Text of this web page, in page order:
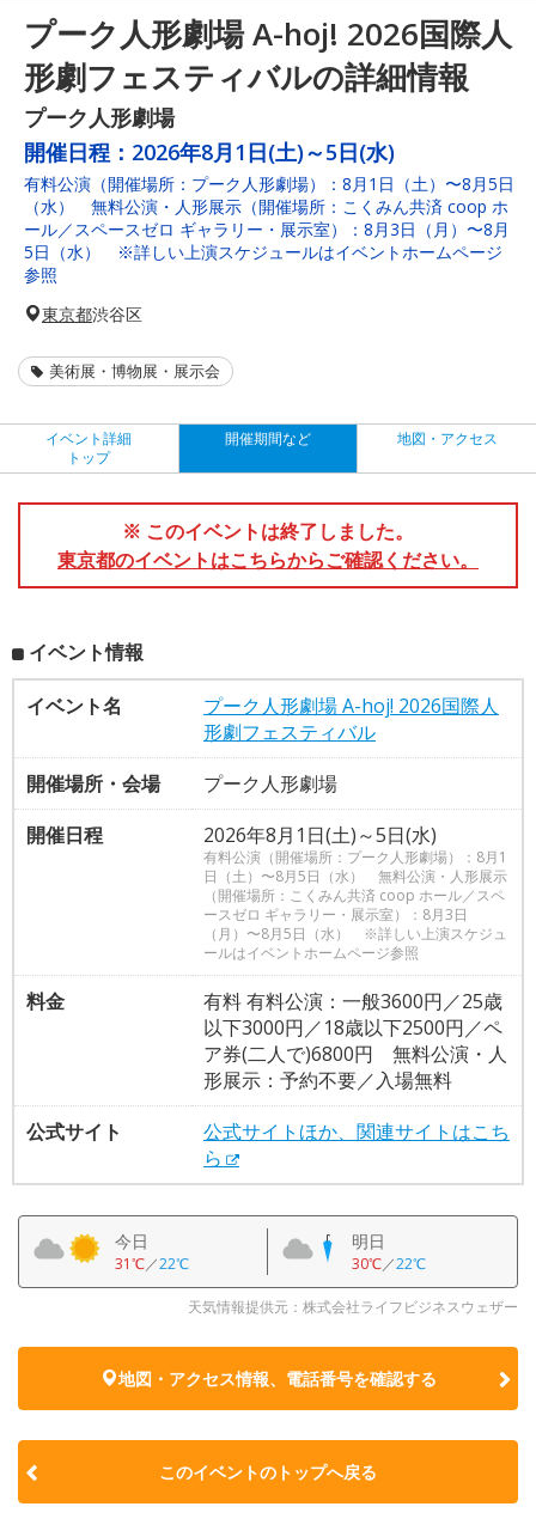
プーク人形劇場 A-hoj! 2026国際人
形劇フェスティバルの詳細情報
プーク人形劇場
開催日程： 2026年8月1日(土)～5日(水)
有料公演（開催場所：プーク人形劇場）：8月1日（土）〜8月5日
（水） 無料公演・人形展示（開催場所：こくみん共済 coop ホ
ール／スペースゼロ ギャラリー・展示室）：8月3日（月）〜8月
5日（水） ※詳しい上演スケジュールはイベントホームページ
参照
東京都渋谷区
美術展・博物展・展示会
イベント詳細
トップ
開催期間など 地図・アクセス
※ このイベントは終了しました。
東京都のイベントはこちらからご確認ください。
イベント情報
イベント名
プーク人形劇場 A-hoj! 2026国際人
形劇フェスティバル
開催場所・会場
プーク人形劇場
開催日程
2026年8月1日(土)～5日(水)
有料公演（開催場所：プーク人形劇場）：8月1
日（土）〜8月5日（水） 無料公演・人形展示
（開催場所：こくみん共済 coop ホール／スペ
ースゼロ ギャラリー・展示室）：8月3日
（月）〜8月5日（水） ※詳しい上演スケジュ
ールはイベントホームページ参照
料金
有料 有料公演：一般3600円／25歳
以下3000円／18歳以下2500円／ペ
ア券(二人で)6800円 無料公演・人
形展示：予約不要／入場無料
公式サイト
公式サイトほか、関連サイトはこち
ら
今日
31℃／22℃
明日
30℃／22℃
天気情報提供元：株式会社ライフビジネスウェザー
地図・アクセス情報、電話番号を確認する
このイベントのトップへ戻る